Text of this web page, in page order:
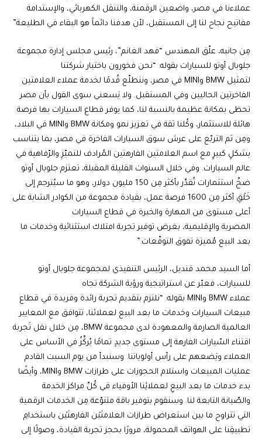
عملاءنا في مصر، واضعين الرقمنة، والتنقل الكهربائي، والإستدامة
مفاتيح نجاح لنا إلى المستقبل، لأن هدفنا دائماً هو البقاء في الطليعة”
مِن جانبه، علّق المهندس “فهد الغانم”، رئيس مجلس إدارة مجموعة
جلوبال أوتو للسيارات بقوله: “نحن فخورون باختيار شركتنا
لتمثيل BMW وMINI في مصر، ونتطلّع قُدمًا لخدمة عملاء العلامتين
الفاخرتين الحاليين وفي المستقبل. ولا يَسعني سوى القول بأن مصر
تحظى بمكانة عظيمة بالنسبة لنا، كما يوفر قطاع السيارات بها فرصة
هائلة للاستثمار، وكُلنا ثقة في تعزيز نمو ومكانة BMW وMINI في البلاد،
ومِن ثم التربّع على عرش سوق السيارات الفاخرة في مصر، بما يتناسب
بشكلٍ كبيرٍ مع اسم العلامتين الفارهتين المُرادف للتميّزِ والرّفاهية في
عالم السيارات. وفي خلال السنوات القليلة المقبلة، تعتزم جلوبال أوتو
ضخّ استثمارات تُقدَّر بأكثر مِن 150 مليون دولار، وهو ما سيُترجم إلى
خَلْقِ أكثر مِن 1600 فرصة عمل، بقيادة مجموعة من الكوادر الشابة على
أعلى مستوى من المهارة والخبرة في قطاع السيارات
المصرية والإقليمية، بغرض توفير تجربة امتلاك استثنائية وخدمات ما
بعد البيع مُميزة تفوق التوقّعات.”
أما السيد محمد قنديل، الرئيس التنفيذي لمجموعة جلوبال أوتو
للسيارات، فعبّر عن استراتيجية ورؤية الشركة تجاه
عملاء BMW وMINI بقوله: “نلتزم بتقديم تجربة رائدة وفريدة في قطاع
مبيعات السيارات وخدمات ما بعد البيع لعملائنا، تتوافق مع المعايير
العالمية الصارمة والمعهودة لدى مجموعة BMW، مِن خلال نقل تَجربة
اقتناء السّيارات الفارهة إلى مستوى جديدٍ تمامًا يُركِّزُ في الأساس على
العملاء ويَضعهم على رأس أولوياتنا. وسنبدأ من يوم السبت القادم
عمليات المبيعات واستلام الحجوزات على طرازات BMW وMINI، وأيضًا
بدء خدمات ما بعد البيعِ لعملائِنا الأوفياء في كُلِّ مراكز الخدمة
والصّيانة التابعة لنا. وسنقوم بتوفير باقة متنوّعة مِن الخدمات الرقمية
التي تتراوح ما بين استعراض طرازات العلامتَيْن الفارهتَيْن باستخدامِ
تطبيقِنا على الهواتف المحمولة، مرورًا بحجز تجربة القيادة، وصولًا إلى